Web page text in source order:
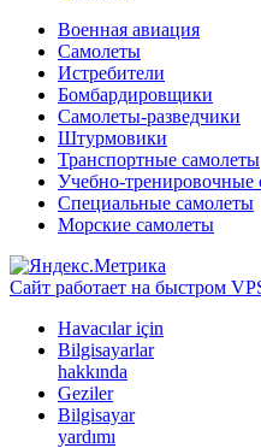
Военная авиация
Самолеты
Истребители
Бомбардировщики
Самолеты-разведчики
Штурмовики
Транспортные самолеты
Учебно-тренировочные
Специальные самолеты
Морские самолеты
Сайт работает на быстром
Havacılar için
Bilgisayarlar
hakkında
Geziler
Bilgisayar
yardımı